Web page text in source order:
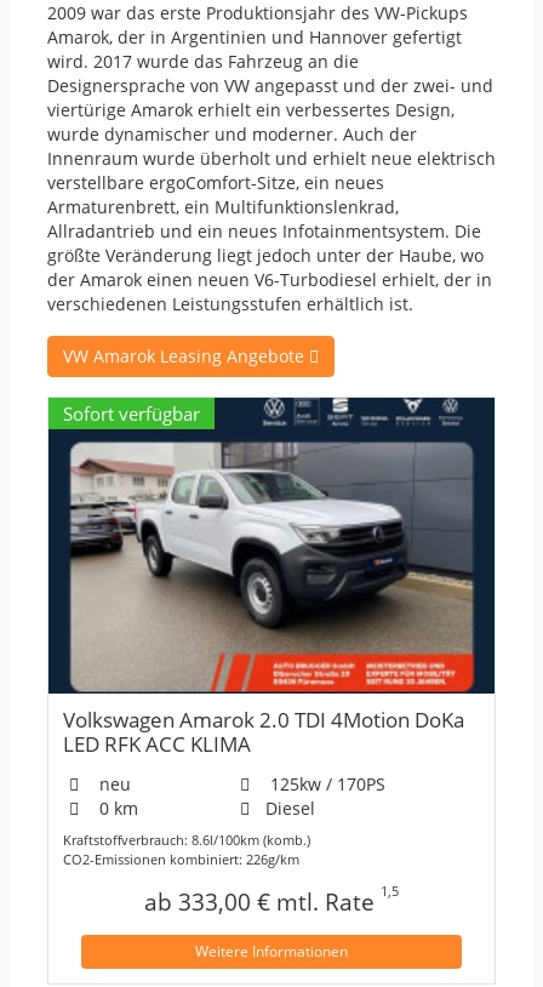
2009 war das erste Produktionsjahr des VW-Pickups
Amarok, der in Argentinien und Hannover gefertigt
wird. 2017 wurde das Fahrzeug an die
Designersprache von VW angepasst und der zwei- und
viertürige Amarok erhielt ein verbessertes Design,
wurde dynamischer und moderner. Auch der
Innenraum wurde überholt und erhielt neue elektrisch
verstellbare ergoComfort-Sitze, ein neues
Armaturenbrett, ein Multifunktionslenkrad,
Allradantrieb und ein neues Infotainmentsystem. Die
größte Veränderung liegt jedoch unter der Haube, wo
der Amarok einen neuen V6-Turbodiesel erhielt, der in
verschiedenen Leistungsstufen erhältlich ist.
VW Amarok Leasing Angebote
Sofort verfügbar
Volkswagen Amarok 2.0 TDI 4Motion DoKa
LED RFK ACC KLIMA
neu
125kw / 170PS
0 km
Diesel
Kraftstoffverbrauch: 8.6l/100km (komb.)
CO2-Emissionen kombiniert: 226g/km
ab 333,00 € mtl. Rate 1,5
Weitere Informationen